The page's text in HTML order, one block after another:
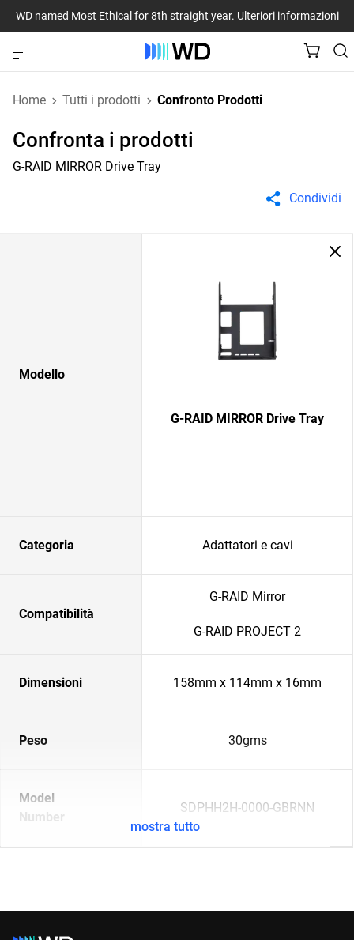
WD named Most Ethical for 8th straight year. Ulteriori informazioni
Home Tutti i prodotti Confronto Prodotti
Confronta i prodotti
G-RAID MIRROR Drive Tray
Condividi
Modello
G-RAID MIRROR Drive Tray
Categoria Adattatori e cavi
Compatibilità
G-RAID Mirror
G-RAID PROJECT 2
Dimensioni 158mm x 114mm x 16mm
Peso 30gms
Model
Number
SDPHH2H-0000-GBRNN
mostra tutto